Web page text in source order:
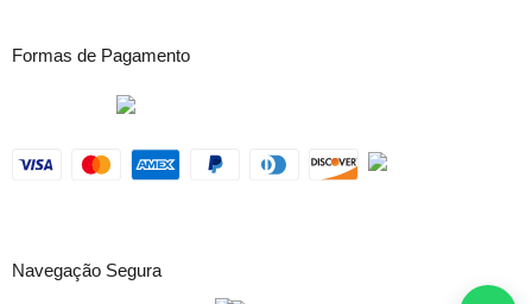
Formas de Pagamento
Navegação Segura